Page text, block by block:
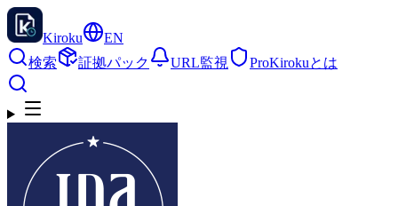
Kiroku
EN
検索
証拠パック URL監視 ProKirokuとは